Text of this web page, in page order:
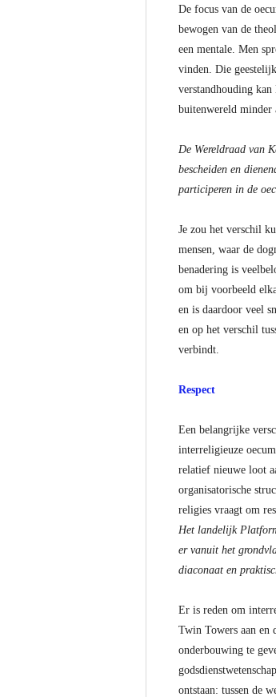
De focus van de
bewogen van de
een mentale. Men
vinden. Die
verstandhouding
buitenwereld minder
De Wereldraad van
bescheiden en
participeren in de
Je zou het verschil
mensen, waar de
benadering is
om bij voorbeeld
en is daardoor veel
en op het verschil
verbindt.
Respect
Een belangrijke
interreligieuze
relatief nieuwe loot
organisatorische
religies vraagt om
Het landelijk
er vanuit het
diaconaat en
Er is reden om
Twin Towers aan en
onderbouwing te
ontstaan: tussen de